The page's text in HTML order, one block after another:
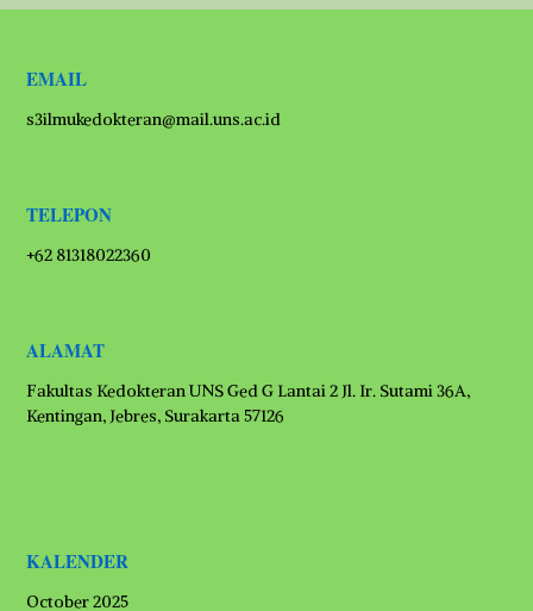
EMAIL
s3ilmukedokteran@mail.uns.ac.id
TELEPON
+62 81318022360
ALAMAT
Fakultas Kedokteran UNS Ged G Lantai 2 Jl. Ir. Sutami 36A,
Kentingan, Jebres, Surakarta 57126
KALENDER
October 2025